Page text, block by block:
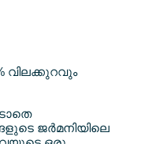
വിലക്കുറവും
ജര്‍മനിയിലെ